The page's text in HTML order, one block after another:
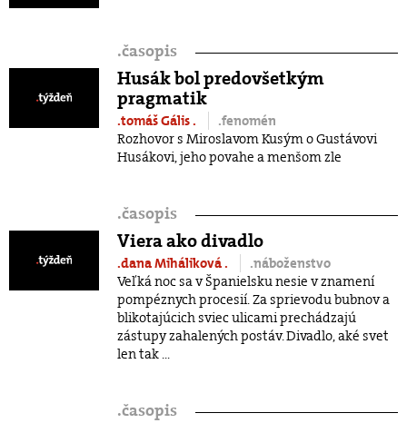
.časopis
Husák bol predovšetkým
pragmatik
.tomáš Gális.
.fenomén
Rozhovor s Miroslavom Kusým o Gustávovi
Husákovi, jeho povahe a menšom zle
.časopis
Viera ako divadlo
.dana Miháliková.
.náboženstvo
Veľká noc sa v Španielsku nesie v znamení
pompéznych procesií. Za sprievodu bubnov a
blikotajúcich sviec ulicami prechádzajú
zástupy zahalených postáv. Divadlo, aké svet
len tak ...
.časopis